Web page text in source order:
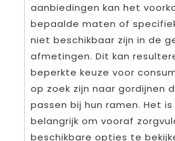
aanbiedingen kan het
bepaalde maten of
niet beschikbaar zijn in de
afmetingen. Dit kan
beperkte keuze voor
op zoek zijn naar gordijnen
passen bij hun ramen. Het
belangrijk om vooraf
beschikbare opties te